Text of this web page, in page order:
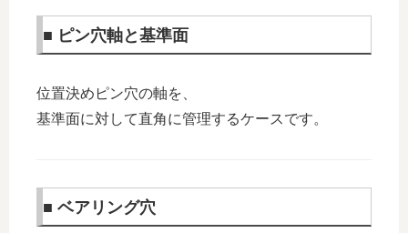
■ ピン穴軸と基準面
位置決めピン穴の軸を、
基準面に対して直角に管理するケースです。
■ ベアリング穴